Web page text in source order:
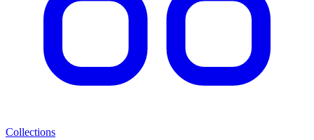
Collections